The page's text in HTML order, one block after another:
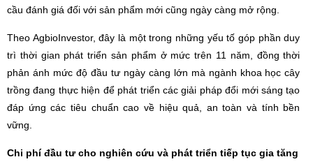
cầu đánh giá đối với sản phẩm mới cũng ngày càng mở rộng.
Theo AgbioInvestor, đây là một trong những yếu tố góp phần duy
trì thời gian phát triển sản phẩm ở mức trên 11 năm, đồng thời
phản ánh mức độ đầu tư ngày càng lớn mà ngành khoa học cây
trồng đang thực hiện để phát triển các giải pháp đổi mới sáng tạo
đáp ứng các tiêu chuẩn cao về hiệu quả, an toàn và tính bền
vững.
Chi phí đầu tư cho nghiên cứu và phát triển tiếp tục gia tăng